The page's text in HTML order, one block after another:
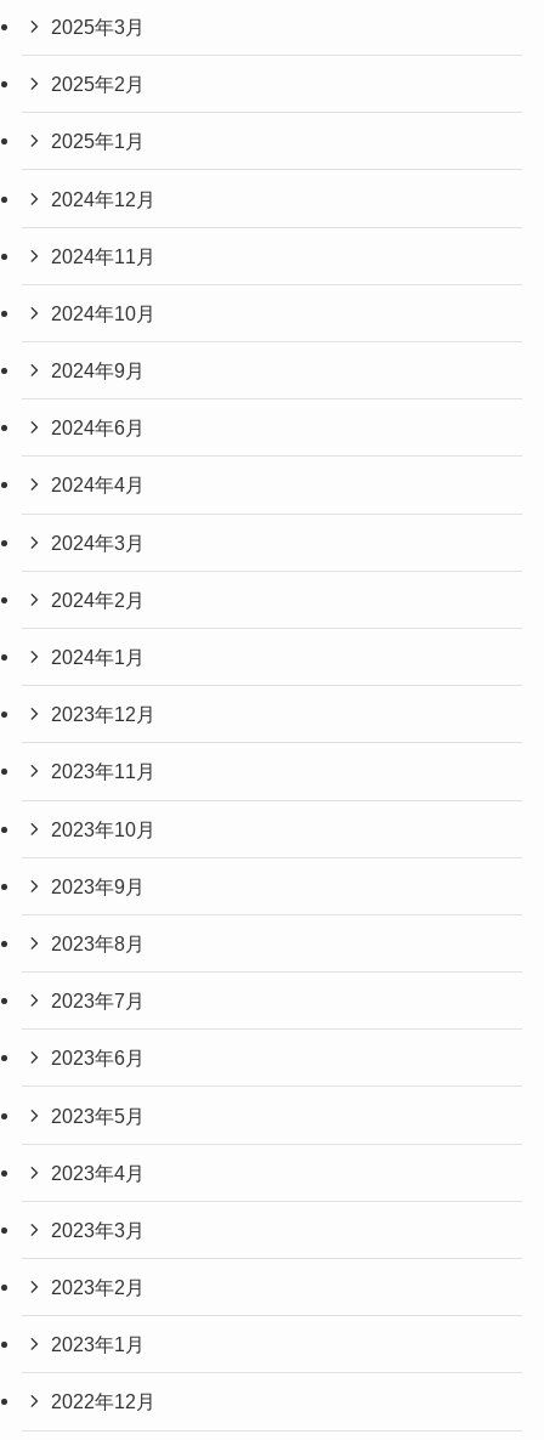
2025年3月
2025年2月
2025年1月
2024年12月
2024年11月
2024年10月
2024年9月
2024年6月
2024年4月
2024年3月
2024年2月
2024年1月
2023年12月
2023年11月
2023年10月
2023年9月
2023年8月
2023年7月
2023年6月
2023年5月
2023年4月
2023年3月
2023年2月
2023年1月
2022年12月